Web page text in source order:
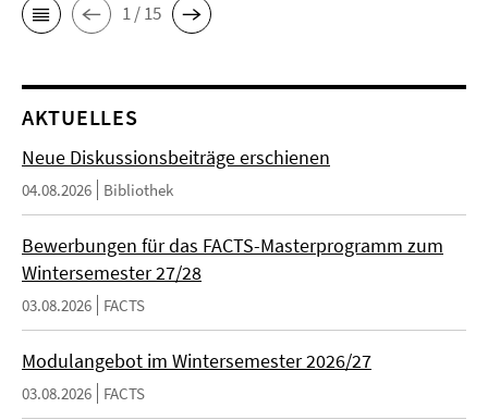
1 / 15
AKTUELLES
Neue Diskussionsbeiträge erschienen
04.08.2026 Bibliothek
Bewerbungen für das FACTS-Masterprogramm zum
Wintersemester 27/28
03.08.2026 FACTS
Modulangebot im Wintersemester 2026/27
03.08.2026 FACTS